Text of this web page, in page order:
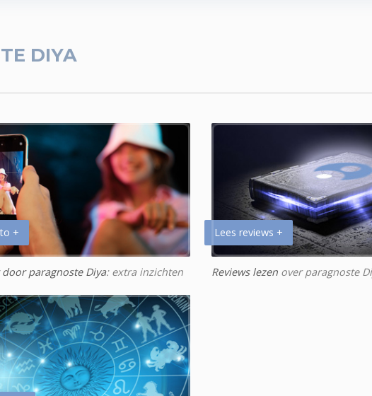
DIYA
+
paragnoste Diya: extra inzichten
Lees reviews +
Reviews lezen over paragnoste